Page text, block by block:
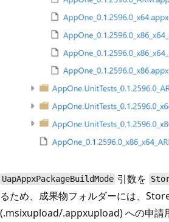
UapAppxPackageBuildMode 引数を
るため、成果物フォルダーには、
(.msixupload/.appxupload) への申請